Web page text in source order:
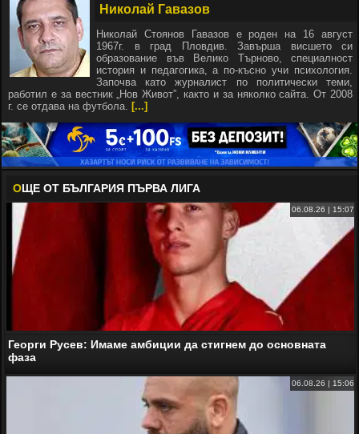
Николай Гавазов
Николай Стоянов Гавазов е роден на 16 август
1967г. в град Пловдив. Завърша висшето си
образование във Велико Търново, специалност
история и педагогика, а по-късно учи психология.
Започва като журналист по политически теми,
работил е за вестник „Нов Живот”, както и за няколко сайта. От 2008
г. се отдава на футбола. [...]
ОЩЕ ОТ БЪЛГАРИЯ ПЪРВА ЛИГА
06.08.26 | 15:07
Георги Русев: Имаме амбиции да стигнем до основната
фаза
06.08.26 | 15:06